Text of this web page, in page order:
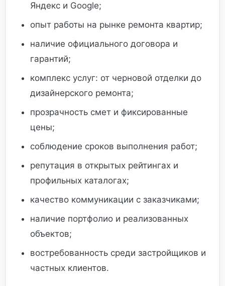
Яндекс и Google;
опыт работы на рынке ремонта квартир;
наличие официального договора и
гарантий;
комплекс услуг: от черновой отделки до
дизайнерского ремонта;
прозрачность смет и фиксированные
цены;
соблюдение сроков выполнения работ;
репутация в открытых рейтингах и
профильных каталогах;
качество коммуникации с заказчиками;
наличие портфолио и реализованных
объектов;
востребованность среди застройщиков и
частных клиентов.